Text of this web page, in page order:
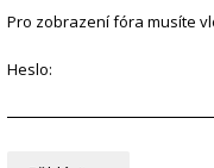
Pro zobrazení fóra musíte
Heslo: